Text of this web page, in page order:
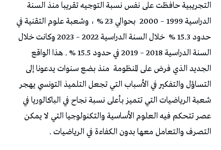
التجريبية حافظت على نفس نسبة التوجيه تقريبا منذ السنة
الدراسية 1999 – 2000
بحوالي 23 % ، وشعبة علوم التقنية في
حدود 15.3 %
خلال السنة الدراسية 2022 – 2023 وكانت خلال
السنة الدراسية 2018 – 2019 في حدود 15.5 % . هذا الواقع
الجديد الذي فرض على المنظومة منذ بضع سنوات يدعونا إلى
التساؤل والتفكير في الأسباب التي تجعل التلميذ التونسي يهجر
شعبة الرياضيات التي تتميز بأعلى نسبة نجاح في الباكالوريا في
عصر تتحكم فيه العلوم الأساسية والتكنولوجيا التي لا يمكن
التصرف والتعامل معها بدون الكفاءة في الرياضيات .